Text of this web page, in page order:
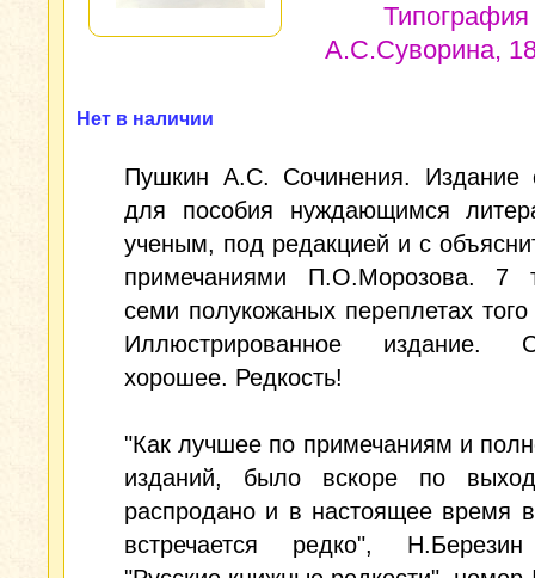
Типография
А.С.Суворина,
Нет в наличии
Пушкин А.С. Сочинения. Издание
для пособия нуждающимся
ученым, под редакцией и с
примечаниями П.О.Морозова. 7
семи полукожаных переплетах
Иллюстрированное издание.
хорошее. Редкость!
"Как лучшее по примечаниям и
изданий, было вскоре по
распродано и в настоящее время
встречается редко",